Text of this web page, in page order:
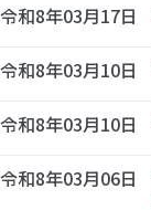
令和8年03月17日
令和8年03月10日
令和8年03月10日
令和8年03月06日